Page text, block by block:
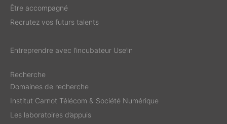
Être accompagné
Recrutez vos futurs talents
Entreprendre avec l’incubateur Use’in
Recherche
Domaines de recherche
Institut Carnot Télécom & Société Numérique
Les laboratoires d’appuis